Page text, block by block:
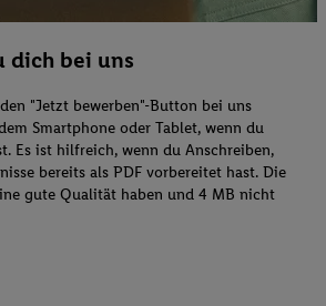
dich bei uns
"Jetzt bewerben"-Button bei uns
Smartphone oder Tablet, wenn du
Es ist hilfreich, wenn du Anschreiben,
bereits als PDF vorbereitet hast. Die
gute Qualität haben und 4 MB nicht